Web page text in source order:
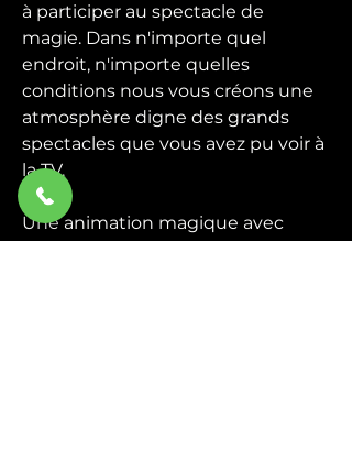
à participer au spectacle de
magie. Dans n'importe quel
endroit, n'importe quelles
conditions nous vous créons une
atmosphère digne des grands
spectacles que vous avez pu voir à
la TV.
Une animation magique avec